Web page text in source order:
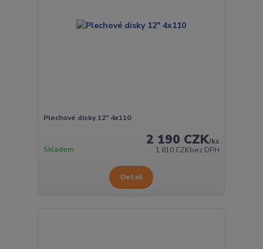
Plechové disky 12" 4x110
2 190 CZK/ks
1 810 CZKbez DPH
Skladem
Detail